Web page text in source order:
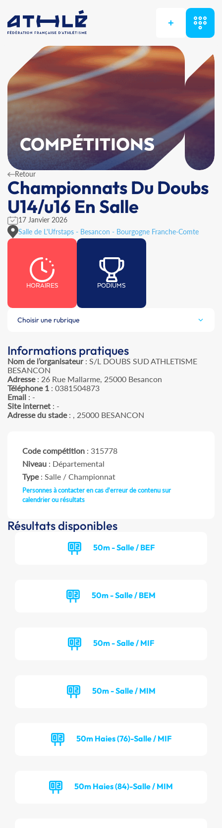
+
COMPÉTITIONS
Retour
Championnats Du Doubs
U14/u16 En Salle
17 Janvier 2026
Salle de L'Ufrstaps - Besancon - Bourgogne Franche-Comte
HORAIRES PODIUMS
Choisir une rubrique
Informations pratiques
Nom de l’organisateur: S/L DOUBS SUD ATHLETISME
BESANCON
Adresse: 26 Rue Mallarme, 25000 Besancon
Téléphone 1 : 0381504873
Email : -
Site internet : -
Adresse du stade: , 25000 BESANCON
Code compétition : 315778
Niveau : Départemental
Type: Salle / Championnat
Personnes à contacter en cas d'erreur de contenu sur
calendrier ou résultats
Résultats disponibles
50m - Salle / BEF
50m - Salle / BEM
50m - Salle / MIF
50m - Salle / MIM
50m Haies (76)-Salle / MIF
50m Haies (84)-Salle / MIM